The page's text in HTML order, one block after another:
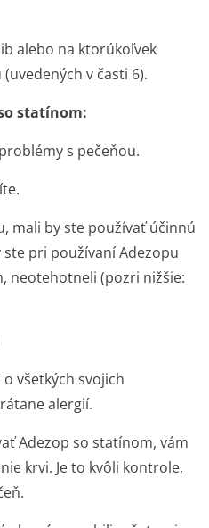
alebo na ktorúkoľvek
v časti 6).
statínom:
s pečeňou.
mali by ste používať účinnú
pri používaní Adezopu
neotehotneli (pozri nižšie:
všetkých svojich
alergií.
Adezop so statínom, vám
krvi. Je to kvôli kontrole,